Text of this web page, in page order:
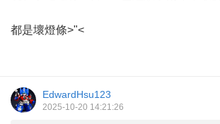
都是壞燈條>"<
EdwardHsu123
2025-10-20 14:21:26